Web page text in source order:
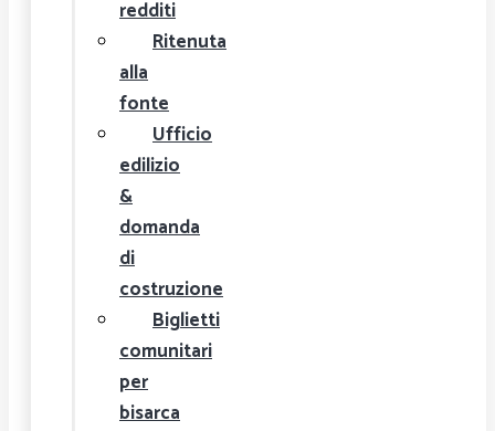
redditi
Ritenuta
alla
fonte
Ufficio
edilizio
&
domanda
di
costruzione
Biglietti
comunitari
per
bisarca